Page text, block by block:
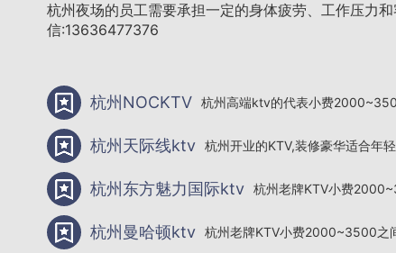
杭州夜场的员工需要承担一定的身体疲劳、工作压力
信:13636477376
杭州NOCKTV 杭州高端ktv的代表小费
杭州天际线ktv 杭州开业的KTV,装修豪华适合年
杭州东方魅力国际ktv 杭州老牌KTV小费
杭州曼哈顿ktv 杭州老牌KTV小费2000~3500之